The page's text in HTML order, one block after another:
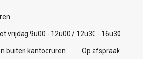
vrijdag 9u00 - 12u00 / 12u30 - 16u30
buiten kantooruren Op afspraak